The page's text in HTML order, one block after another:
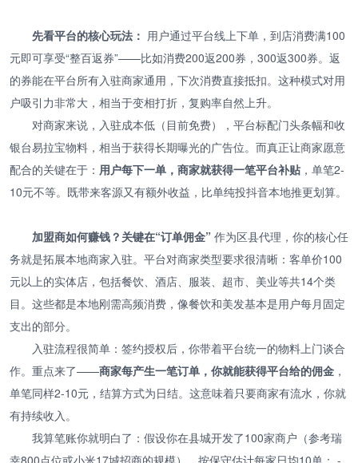
先看平台的核心玩法： 用户通过平台线上下单，到店消费满100
元即可享受“整百返券”——比如消费200返200券，300返300券。返
的券能在平台所有入驻商家通用，下次消费直接抵扣。这种模式对用
户吸引力非常大，相当于变相打折，复购率自然上升。
对商家来说，入驻成本低（目前免费），平台标配门头条幅和收
银台易拉宝物料，相当于获得长期曝光的广告位。而真正让商家愿意
配合的关键在于： 用户每下一单，商家就获得一笔平台补贴 ，单笔2-
10元不等。既带来客源又有额外收益，比单纯投抖音本地推更划算。
加盟商如何赚钱？关键在“订单佣金” 作为区县代理，你的核心任
务就是拓展本地商家入驻。平台对商家类型要求很清晰：客单价100
元以上的实体店，包括餐饮、酒店、服装、超市、美业等共14个类
目。这些都是本地刚需高频消费，像餐饮和美发基本是用户每月固定
支出的部分。
入驻流程很简单：签约授权后，你带着平台统一的物料上门谈合
作。重点来了——商家每产生一笔订单，你就能获得平台给的佣金 ，
单笔同样2-10元，结算方式为日结。这意味着只要商家有流水，你就
有持续收入。
我算笔账你就明白了：假设你在县城开发了100家商户（参考瑞